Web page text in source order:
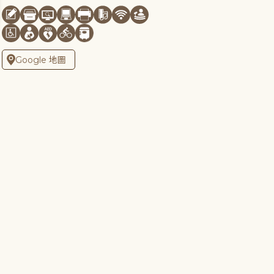
Google 地圖